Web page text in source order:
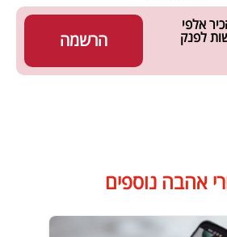
הרשמה
אלפי
לפנק
אהבה נוספים